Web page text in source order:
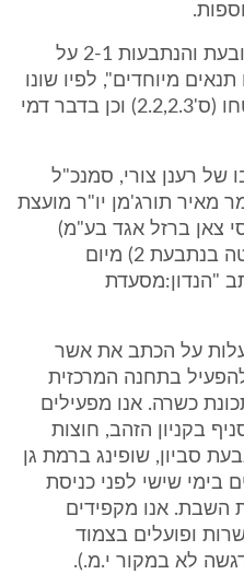
ביום 05/11/2000 חתמו התובעת והנתבעות 2-1 על
תנאים מיוחדים", לפיו שונו
הסעיפים בדבר המושכר ושטחו (ס'2.2,2.3) וכן בדבר דמי
של רענן צורי, סמנכ"ל
מאיר תורג'מן יו"ר מועצת
צאן ברזל אגד בע"מ)
(שהיא מחזיקה ובעלת השליטה בנתבעת 2) מיום
"הנדון:מסעדת
על הכתב את אשר
להפעיל בתחנה המרכזית
כשרה. אנו מפעילים
בקניון הזהב, חוצות
סביון, שופינג ברמת גן
בימי שישי לפני כניסת
אנו מקפידים
ופועלים בצמוד
לא במקור י.מ.).